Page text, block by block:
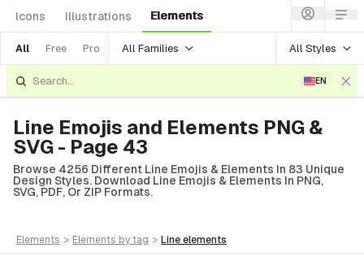
Icons Illustrations Elements
All Free Pro All Families All Styles
EN
Line Emojis and Elements PNG &
SVG - Page 43
Browse 4256 Different Line Emojis & Elements In 83 Unique
Design Styles. Download Line Emojis & Elements In PNG,
SVG, PDF, Or ZIP Formats.
elements > elements by tag > line elements